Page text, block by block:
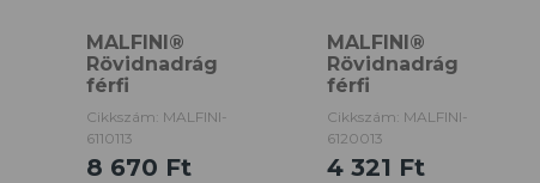
MALFINI®
Rövidnadrág
férfi
Cikkszám: MALFINI-
6110113
8 670 Ft
MALFINI®
Rövidnadrág
férfi
Cikkszám: MALFINI-
6120013
4 321 Ft